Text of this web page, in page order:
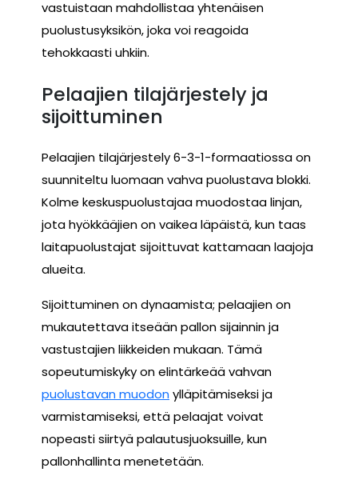
vastuistaan mahdollistaa yhtenäisen
puolustusyksikön, joka voi reagoida
tehokkaasti uhkiin.
Pelaajien tilajärjestely ja
sijoittuminen
Pelaajien tilajärjestely 6-3-1-formaatiossa on
suunniteltu luomaan vahva puolustava blokki.
Kolme keskuspuolustajaa muodostaa linjan,
jota hyökkääjien on vaikea läpäistä, kun taas
laitapuolustajat sijoittuvat kattamaan laajoja
alueita.
Sijoittuminen on dynaamista; pelaajien on
mukautettava itseään pallon sijainnin ja
vastustajien liikkeiden mukaan. Tämä
sopeutumiskyky on elintärkeää vahvan
puolustavan muodon ylläpitämiseksi ja
varmistamiseksi, että pelaajat voivat
nopeasti siirtyä palautusjuoksuille, kun
pallonhallinta menetetään.